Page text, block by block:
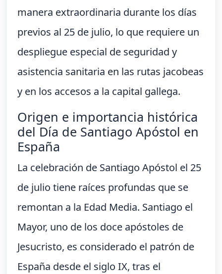
manera extraordinaria durante los días
previos al 25 de julio, lo que requiere un
despliegue especial de seguridad y
asistencia sanitaria en las rutas jacobeas
y en los accesos a la capital gallega.
Origen e importancia histórica
del Día de Santiago Apóstol en
España
La celebración de Santiago Apóstol el 25
de julio tiene raíces profundas que se
remontan a la Edad Media. Santiago el
Mayor, uno de los doce apóstoles de
Jesucristo, es considerado el patrón de
España desde el siglo IX, tras el